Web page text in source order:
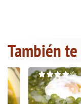
También